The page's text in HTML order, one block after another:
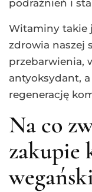
podrażnień i
Witaminy takie
zdrowia naszej
przebarwienia,
antyoksydant,
regenerację
Na co
zakupie